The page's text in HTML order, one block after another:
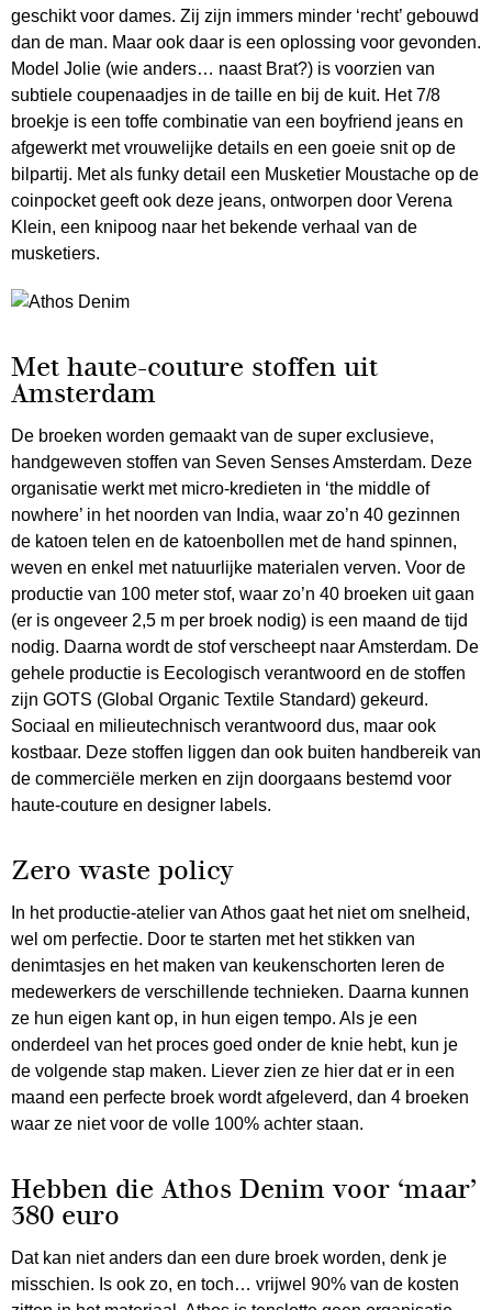
geschikt voor dames. Zij zijn immers minder ‘recht’ gebouwd
dan de man. Maar ook daar is een oplossing voor gevonden.
Model Jolie (wie anders… naast Brat?) is voorzien van
subtiele coupenaadjes in de taille en bij de kuit. Het 7/8
broekje is een toffe combinatie van een boyfriend jeans en
afgewerkt met vrouwelijke details en een goeie snit op de
bilpartij. Met als funky detail een Musketier Moustache op de
coinpocket geeft ook deze jeans, ontworpen door Verena
Klein, een knipoog naar het bekende verhaal van de
musketiers.
Met haute-couture stoffen uit
Amsterdam
De broeken worden gemaakt van de super exclusieve,
handgeweven stoffen van Seven Senses Amsterdam. Deze
organisatie werkt met micro-kredieten in ‘the middle of
nowhere’ in het noorden van India, waar zo’n 40 gezinnen
de katoen telen en de katoenbollen met de hand spinnen,
weven en enkel met natuurlijke materialen verven. Voor de
productie van 100 meter stof, waar zo’n 40 broeken uit gaan
(er is ongeveer 2,5 m per broek nodig) is een maand de tijd
nodig. Daarna wordt de stof verscheept naar Amsterdam. De
gehele productie is Eecologisch verantwoord en de stoffen
zijn GOTS (Global Organic Textile Standard) gekeurd.
Sociaal en milieutechnisch verantwoord dus, maar ook
kostbaar. Deze stoffen liggen dan ook buiten handbereik van
de commerciële merken en zijn doorgaans bestemd voor
haute-couture en designer labels.
Zero waste policy
In het productie-atelier van Athos gaat het niet om snelheid,
wel om perfectie. Door te starten met het stikken van
denimtasjes en het maken van keukenschorten leren de
medewerkers de verschillende technieken. Daarna kunnen
ze hun eigen kant op, in hun eigen tempo. Als je een
onderdeel van het proces goed onder de knie hebt, kun je
de volgende stap maken. Liever zien ze hier dat er in een
maand een perfecte broek wordt afgeleverd, dan 4 broeken
waar ze niet voor de volle 100% achter staan.
Hebben die Athos Denim voor ‘maar’
380 euro
Dat kan niet anders dan een dure broek worden, denk je
misschien. Is ook zo, en toch… vrijwel 90% van de kosten